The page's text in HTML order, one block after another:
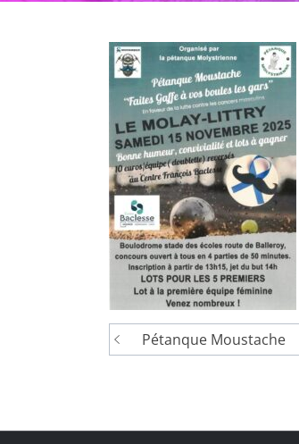
Navigation
de
Pétanque Moustache